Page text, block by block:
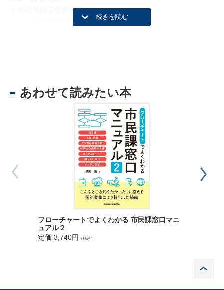
１ 印鑑登録証明書の交付
◎職員が行う印鑑登録証明書交付の流れ図
４ 職員が行う印鑑登録証明書の交付の説明
５ 委託業者と職員が行う印鑑登録証明書の交付の説明
６ 印鑑登録証明書交付申請書の記載する範囲
２ 住民票の写し等の交付
◎〈本人等からの申請〉 職員が住民票の写し等を交付する
◎〈本人等からの申請〉 委託業者と職員が住民票の写し等
を交付する流れ図
◎〈第三者からの申請〉 職員が住民票の写し等を交付する
◎〈第三者からの申請〉 委託業者と職員が住民票の写し等
を交付する流れ図
１ 住民票の写し等の根拠法令・端末機等
２ 住民票の写し等の種類・申請者等
あわせて読みたい本
フローチャートでよくわかる 市民課窓口マニ
ュアル２
定価 3,740円
（税込）